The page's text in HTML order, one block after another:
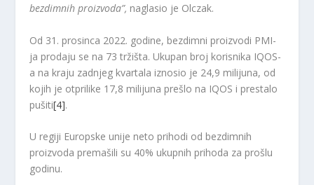
bezdimnih proizvoda”, naglasio je Olczak.
Od 31. prosinca 2022. godine, bezdimni proizvodi PMI-
ja prodaju se na 73 tržišta. Ukupan broj korisnika IQOS-
a na kraju zadnjeg kvartala iznosio je 24,9 milijuna, od
kojih je otprilike 17,8 milijuna prešlo na IQOS i prestalo
pušiti[4].
U regiji Europske unije neto prihodi od bezdimnih
proizvoda premašili su 40% ukupnih prihoda za prošlu
godinu.